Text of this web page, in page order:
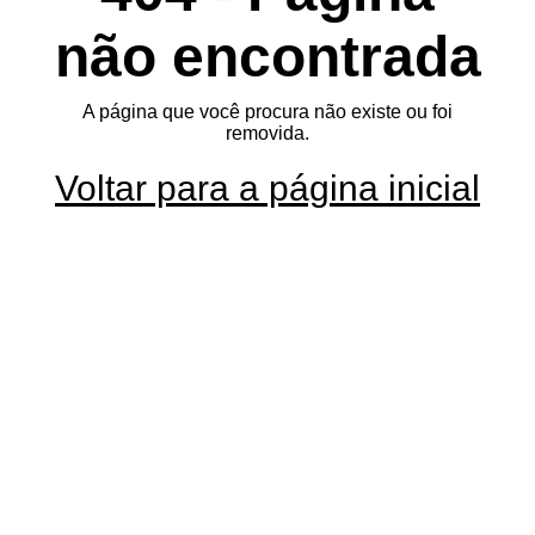
não encontrada
A página que você procura não existe ou foi
removida.
Voltar para a página inicial